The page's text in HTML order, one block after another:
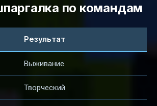
по командам
Результат
Выживание
Творческий